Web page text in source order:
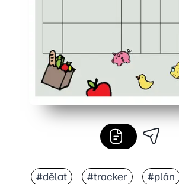
#dělat #tracker #plán